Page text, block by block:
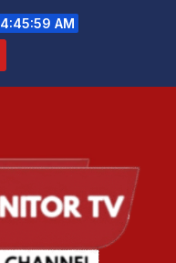
4:45:59 AM